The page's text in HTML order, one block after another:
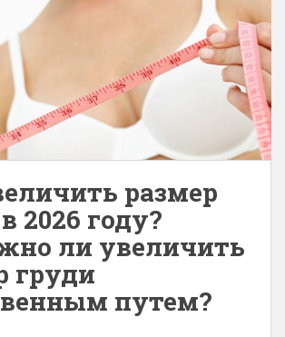
размер
2026 году?
ли увеличить
груди
путем?